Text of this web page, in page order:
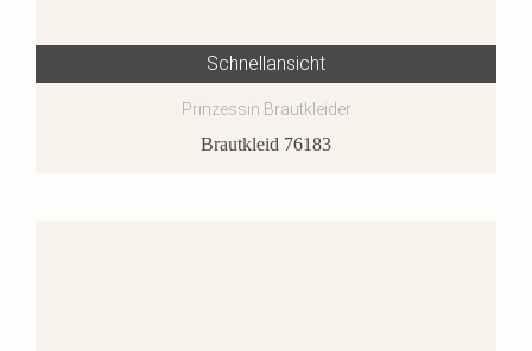
Schnellansicht
Prinzessin Brautkleider
Brautkleid 76183